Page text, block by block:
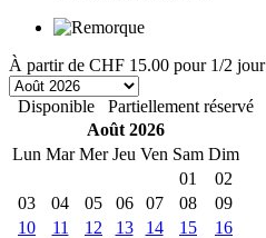
À partir de CHF 15.00 pour 1/2 jour
Disponible Partiellement réservé
Août 2026
Lun Mar Mer Jeu Ven Sam Dim
01
02
03
04 05 06 07 08
09
10
11 12 13 14 15
16